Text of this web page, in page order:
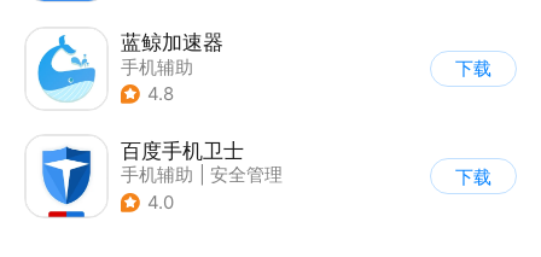
蓝鲸加速器
手机辅助
4.8
下载
百度手机卫士
手机辅助
安全管理
4.0
下载